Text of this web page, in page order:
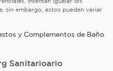
sin embargo, estos pueden variar
y Complementos de Baño
Sanitarioario